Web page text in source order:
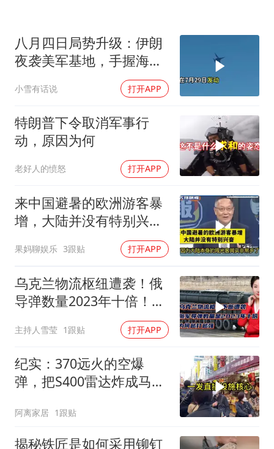
茅台部分直营店飞天茅台提价
白海豚将正面袭击贯穿浙江
酒店回应车内过夜被收150元
乐享全民健身 共筑健康中国
八月四日局势升级：伊朗
夜袭美军基地，手握海峡
筹码提出3000亿诉求
小雪有话说 打开APP
特朗普下令取消军事行
动，原因为何
老好人的愤怒 打开APP
来中国避暑的欧洲游客暴
增，大陆并没有特别兴
果妈聊娱乐 3跟贴 打开APP
乌克兰物流枢纽遭袭！俄
导弹数量2023年十倍！为
主持人雪莹 1跟贴 打开APP
纪实：370远火的空爆
弹，把S400雷达炸成马蜂
了
阿离家居 1跟贴
揭秘铁匠是如何采用铆钉